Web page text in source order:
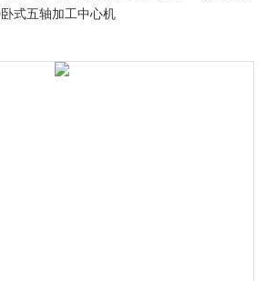
式五轴加工中心机